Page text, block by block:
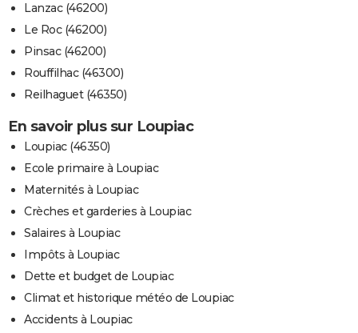
Lanzac (46200)
Le Roc (46200)
Pinsac (46200)
Rouffilhac (46300)
Reilhaguet (46350)
En savoir plus sur Loupiac
Loupiac (46350)
Ecole primaire à Loupiac
Maternités à Loupiac
Crèches et garderies à Loupiac
Salaires à Loupiac
Impôts à Loupiac
Dette et budget de Loupiac
Climat et historique météo de Loupiac
Accidents à Loupiac